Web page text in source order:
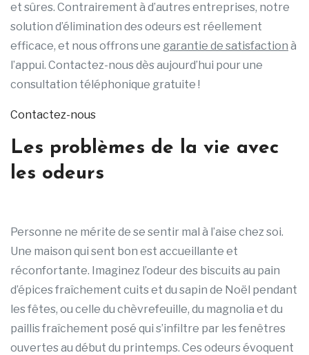
et sûres. Contrairement à d’autres entreprises, notre
solution d’élimination des odeurs est réellement
efficace, et nous offrons une garantie de satisfaction à
l’appui. Contactez-nous dès aujourd’hui pour une
consultation téléphonique gratuite !
Contactez-nous
Les problèmes de la vie avec
les odeurs
Personne ne mérite de se sentir mal à l’aise chez soi.
Une maison qui sent bon est accueillante et
réconfortante. Imaginez l’odeur des biscuits au pain
d’épices fraîchement cuits et du sapin de Noël pendant
les fêtes, ou celle du chèvrefeuille, du magnolia et du
paillis fraîchement posé qui s’infiltre par les fenêtres
ouvertes au début du printemps. Ces odeurs évoquent